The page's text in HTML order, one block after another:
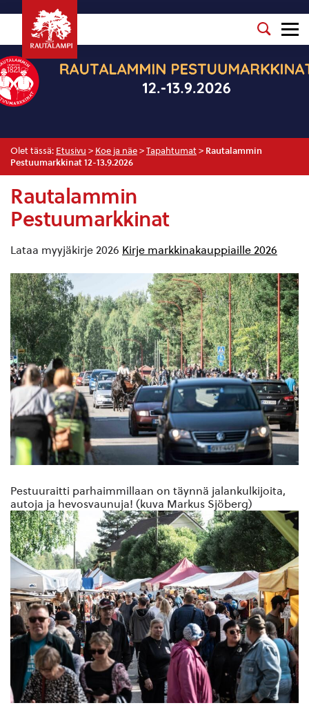
Olet tässä: Etusivu > Koe ja näe > Tapahtumat > Rautalammin
Pestuumarkkinat 12-13.9.2026
Rautalammin
Pestuumarkkinat
Lataa myyjäkirje 2026 Kirje markkinakauppiaille 2026
Pestuuraitti parhaimmillaan on täynnä jalankulkijoita,
autoja ja hevosvaunuja! (kuva Markus Sjöberg)